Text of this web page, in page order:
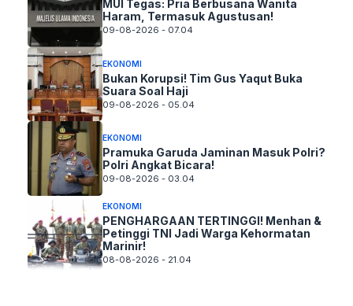
MUI Tegas: Pria Berbusana Wanita
Haram, Termasuk Agustusan!
09-08-2026 - 07.04
EKONOMI
Bukan Korupsi! Tim Gus Yaqut Buka
Suara Soal Haji
09-08-2026 - 05.04
EKONOMI
Pramuka Garuda Jaminan Masuk Polri?
Polri Angkat Bicara!
09-08-2026 - 03.04
EKONOMI
PENGHARGAAN TERTINGGI! Menhan &
Petinggi TNI Jadi Warga Kehormatan
Marinir!
08-08-2026 - 21.04